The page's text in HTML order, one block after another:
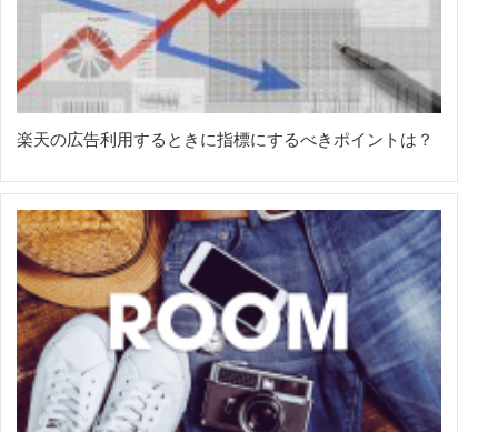
楽天の広告利用するときに指標にするべきポイントは？